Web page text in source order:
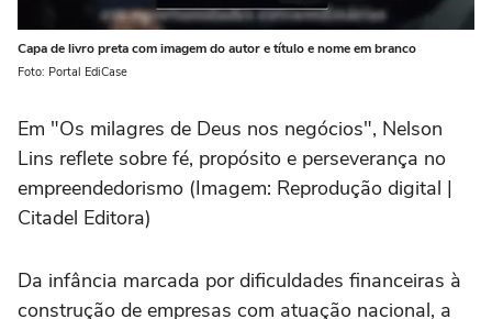
Capa de livro preta com imagem do autor e título e nome em branco
Foto: Portal EdiCase
Em "Os milagres de Deus nos negócios", Nelson
Lins reflete sobre fé, propósito e perseverança no
empreendedorismo (Imagem: Reprodução digital |
Citadel Editora)
Da infância marcada por dificuldades financeiras à
construção de empresas com atuação nacional, a